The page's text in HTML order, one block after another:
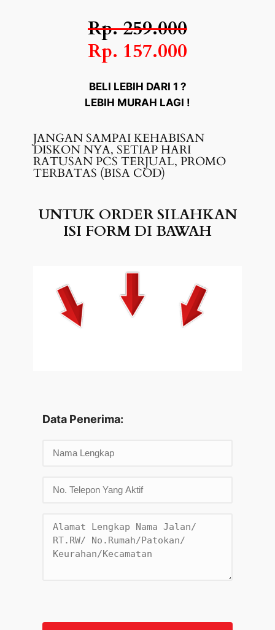
Rp. 259.000
Rp. 157.000
BELI LEBIH DARI 1 ?
LEBIH MURAH LAGI !
JANGAN SAMPAI KEHABISAN
DISKON NYA, SETIAP HARI
RATUSAN PCS TERJUAL, PROMO
TERBATAS (BISA COD)
UNTUK ORDER SILAHKAN
ISI FORM DI BAWAH
Data Penerima: